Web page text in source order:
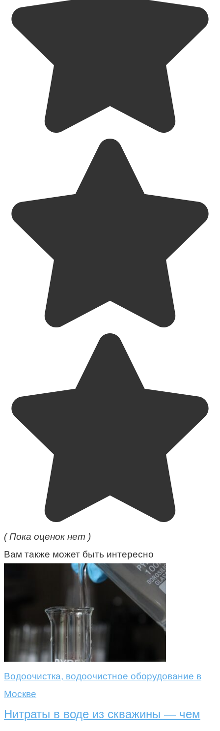
( Пока оценок нет )
Вам также может быть интересно
Водоочистка, водоочистное оборудование в
Москве
Нитраты в воде из скважины — чем